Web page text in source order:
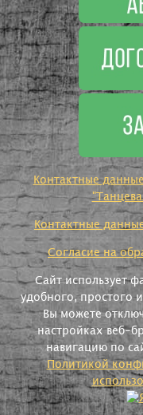
Контактные
Контактные
Согласие на
Сайт использует
удобного, простого
Вы можете
настройках веб-
навигацию по
Политикой